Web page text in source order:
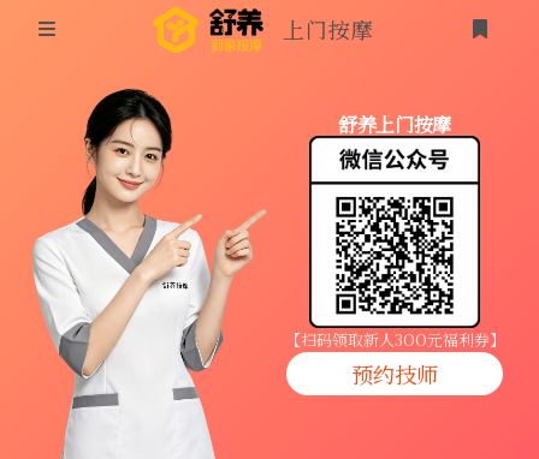
同城按摩
上门按摩
养生按摩
技师入驻
商家入驻
代理入驻
上门按摩
登录
舒养上门按摩
【扫码领取新人3OO元福利券】
预约技师